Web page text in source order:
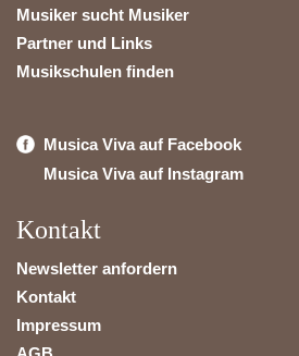
Musiker sucht Musiker
Partner und Links
Musikschulen finden
Musica Viva auf Facebook
Musica Viva auf Instagram
Kontakt
Newsletter anfordern
Kontakt
Impressum